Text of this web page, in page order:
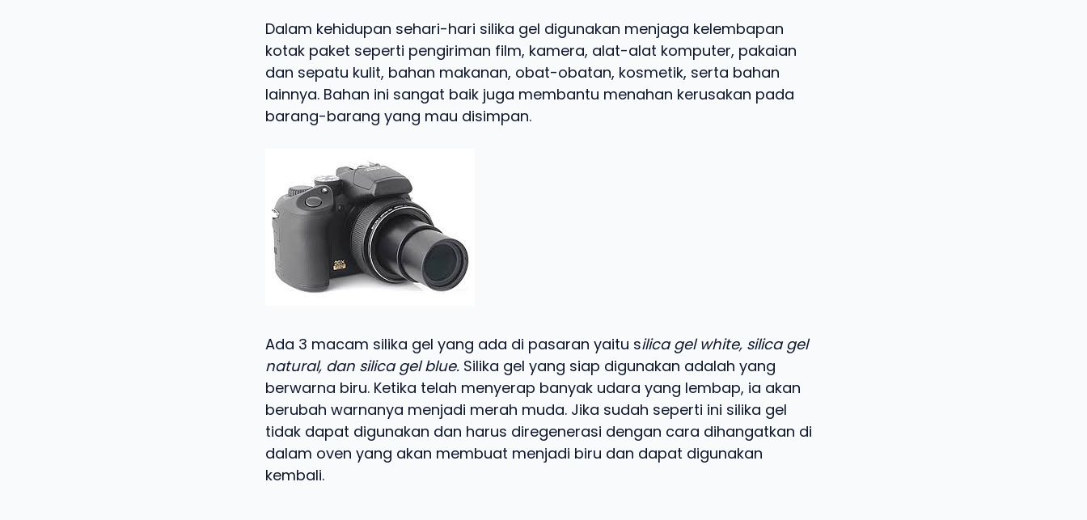
Dalam kehidupan sehari-hari silika gel digunakan menjaga kelembapan
kotak paket seperti pengiriman film, kamera, alat-alat komputer, pakaian
dan sepatu kulit, bahan makanan, obat-obatan, kosmetik, serta bahan
lainnya. Bahan ini sangat baik juga membantu menahan kerusakan pada
barang-barang yang mau disimpan.
Ada 3 macam silika gel yang ada di pasaran yaitu silica gel white, silica gel
natural, dan silica gel blue. Silika gel yang siap digunakan adalah yang
berwarna biru. Ketika telah menyerap banyak udara yang lembap, ia akan
berubah warnanya menjadi merah muda. Jika sudah seperti ini silika gel
tidak dapat digunakan dan harus diregenerasi dengan cara dihangatkan di
dalam oven yang akan membuat menjadi biru dan dapat digunakan
kembali.